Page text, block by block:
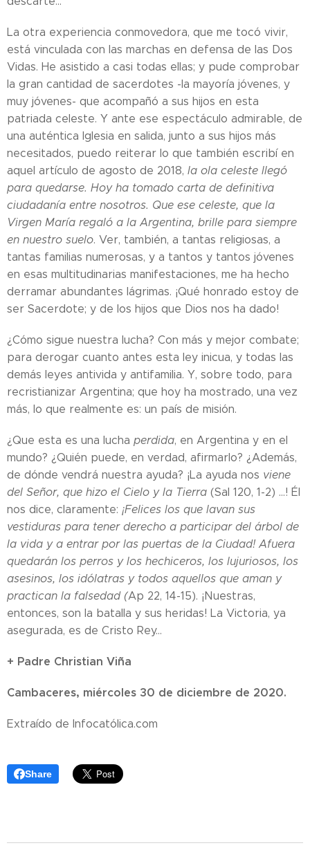
La otra experiencia conmovedora, que me tocó vivir,
está vinculada con las marchas en defensa de las Dos
Vidas. He asistido a casi todas ellas; y pude comprobar
la gran cantidad de sacerdotes -la mayoría jóvenes, y
muy jóvenes- que acompañó a sus hijos en esta
patriada celeste. Y ante ese espectáculo admirable, de
una auténtica Iglesia en salida, junto a sus hijos más
necesitados, puedo reiterar lo que también escribí en
aquel artículo de agosto de 2018, la ola celeste llegó
para quedarse. Hoy ha tomado carta de definitiva
ciudadanía entre nosotros. Que ese celeste, que la
Virgen María regaló a la Argentina, brille para siempre
en nuestro suelo. Ver, también, a tantas religiosas, a
tantas familias numerosas, y a tantos y tantos jóvenes
en esas multitudinarias manifestaciones, me ha hecho
derramar abundantes lágrimas. ¡Qué honrado estoy de
ser Sacerdote; y de los hijos que Dios nos ha dado!
¿Cómo sigue nuestra lucha? Con más y mejor combate;
para derogar cuanto antes esta ley inicua, y todas las
demás leyes antivida y antifamilia. Y, sobre todo, para
recristianizar Argentina; que hoy ha mostrado, una vez
más, lo que realmente es: un país de misión.
¿Que esta es una lucha perdida, en Argentina y en el
mundo? ¿Quién puede, en verdad, afirmarlo? ¿Además,
de dónde vendrá nuestra ayuda? ¡La ayuda nos viene
del Señor, que hizo el Cielo y la Tierra (Sal 120, 1-2) ...! Él
nos dice, claramente: ¡Felices los que lavan sus
vestiduras para tener derecho a participar del árbol de
la vida y a entrar por las puertas de la Ciudad! Afuera
quedarán los perros y los hechiceros, los lujuriosos, los
asesinos, los idólatras y todos aquellos que aman y
practican la falsedad (Ap 22, 14-15). ¡Nuestras,
entonces, son la batalla y sus heridas! La Victoria, ya
asegurada, es de Cristo Rey...
+ Padre Christian Viña
Cambaceres, miércoles 30 de diciembre de 2020.
Extraído de Infocatólica.com
Share